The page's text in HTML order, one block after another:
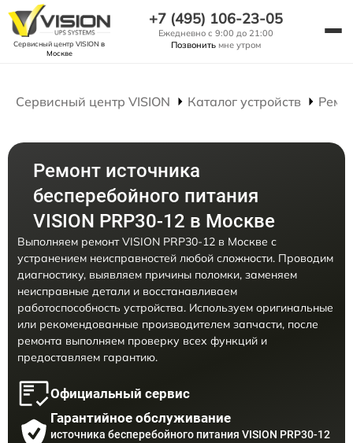
Сервисный центр VISION в
Москве
+7 (495) 106-23-05
Ежедневно с 9:00 до 21:00
Позвонить мне утром
Сервисный центр VISION Каталог устройств
Ремонт источника
бесперебойного питания
VISION PRP30-12 в Москве
Выполняем ремонт VISION PRP30-12 в Москве с
устранением неисправностей любой сложности. Проводим
диагностику, выявляем причины поломки, заменяем
неисправные детали и восстанавливаем
работоспособность устройства. Используем оригинальные
или рекомендованные производителем запчасти, после
ремонта выполняем проверку всех функций и
предоставляем гарантию.
Официальный сервис
Гарантийное обслуживание
источника бесперебойного питания VISION PRP30-12